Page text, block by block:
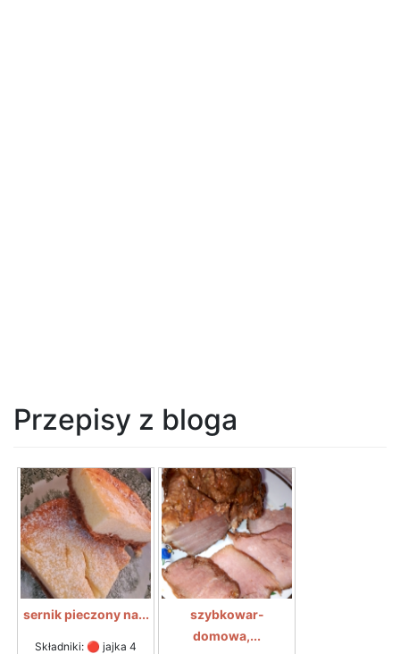
Przepisy z bloga
sernik pieczony na...
Składniki: 🔴 jajka 4
szybkowar-
domowa,...